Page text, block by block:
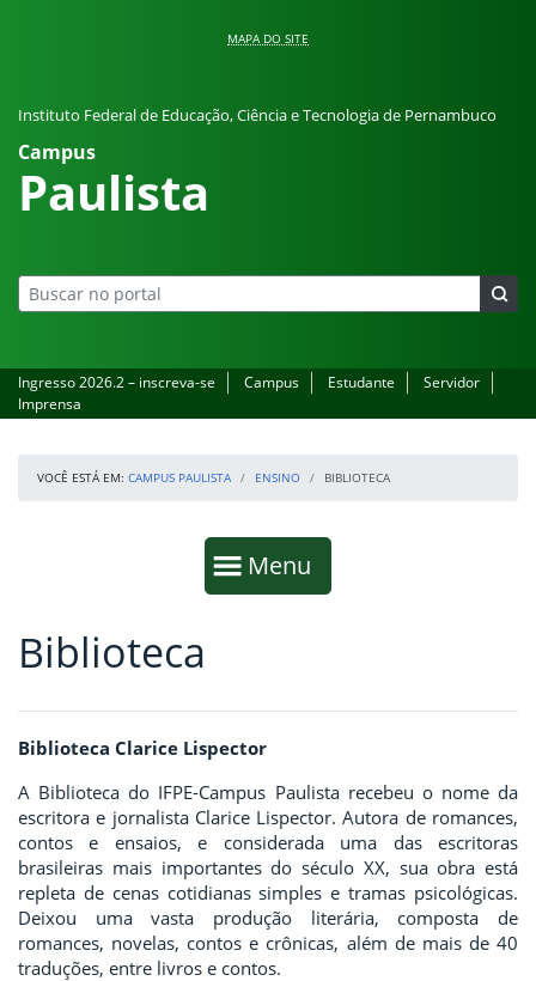
MAPA DO SITE
Instituto Federal de Educação, Ciência e Tecnologia de Pernambuco
Campus
Paulista
Ingresso 2026.2 – inscreva-se Campus Estudante
Servidor
Imprensa
VOCÊ ESTÁ EM: CAMPUS PAULISTA ENSINO BIBLIOTECA
Mostrar
Menu
Fim da navegação
Início do conteúdo
Biblioteca
Biblioteca Clarice Lispector
A Biblioteca do IFPE-Campus Paulista recebeu o nome da
escritora e jornalista Clarice Lispector. Autora de romances,
contos e ensaios, e considerada uma das escritoras
brasileiras mais importantes do século XX, sua obra está
repleta de cenas cotidianas simples e tramas psicológicas.
Deixou uma vasta produção literária, composta de
romances, novelas, contos e crônicas, além de mais de 40
traduções, entre livros e contos.